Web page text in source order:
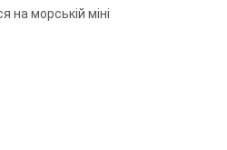
на морській міні